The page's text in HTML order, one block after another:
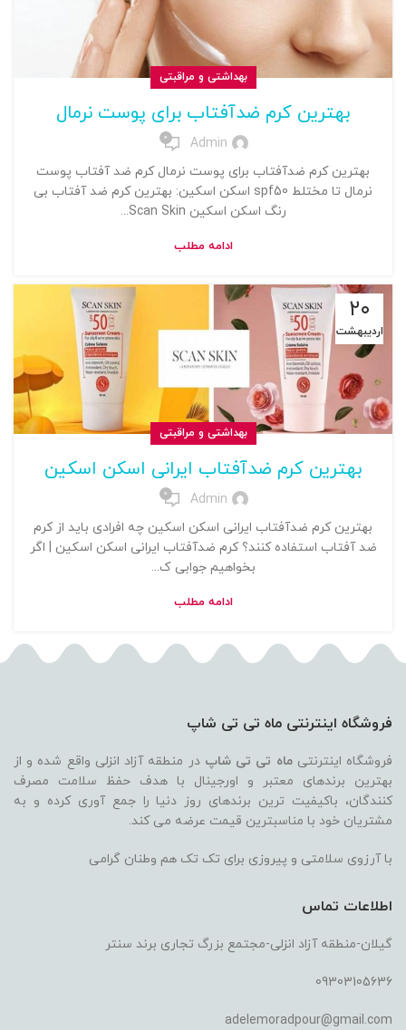
بهداشتی و مراقبتی
بهترین کرم ضدآفتاب برای پوست نرمال
Admin
0
بهترین کرم ضدآفتاب برای پوست نرمال کرم ضد آفتاب پوست
نرمال تا مختلط spf50 اسکن اسکین: بهترین کرم ضد آفتاب بی
رنگ اسکن اسکین Scan Skin...
ادامه مطلب
۲۰
اردیبهشت
بهداشتی و مراقبتی
بهترین کرم ضدآفتاب ایرانی اسکن اسکین
Admin
0
بهترین کرم ضدآفتاب ایرانی اسکن اسکین چه افرادی باید از کرم
ضد آفتاب استفاده کنند؟ کرم ضدآفتاب ایرانی اسکن اسکین | اگر
بخواهیم جوابی ک...
ادامه مطلب
فروشگاه اینترنتی ماه تی تی شاپ
فروشگاه اینترنتیماه تی تی شاپ در منطقه آزاد انزلی واقع شده و از
بهترین برندهای معتبر و اورجینال با هدف حفظ سلامت مصرف
کنندگان، باکیفیت ترین برندهای روز دنیا را جمع آوری کرده و به
مشتریان خود با مناسبترین قیمت عرضه می کند.
با آرزوی سلامتی و پیروزی برای تک تک هم وطنان گرامی
اطلاعات تماس
گیلان-منطقه آزاد انزلی-مجتمع بزرگ تجاری برند سنتر
09303105636
adelemoradpour@gmail.com